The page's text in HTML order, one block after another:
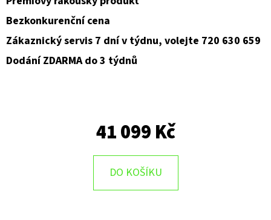
Bezkonkurenční cena
Zákaznický servis 7 dní v týdnu, volejte 720 630 659
Dodání ZDARMA do 3 týdnů
41 099 Kč
DO KOŠÍKU